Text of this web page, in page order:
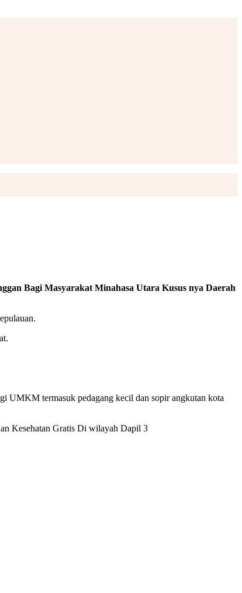
Bagi Masyarakat Minahasa Utara Kusus nya Daerah
UMKM termasuk pedagang kecil dan sopir angkutan kota
Kesehatan Gratis Di wilayah Dapil 3